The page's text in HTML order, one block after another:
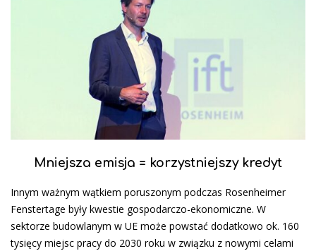
Mniejsza emisja = korzystniejszy kredyt
Innym ważnym wątkiem poruszonym podczas Rosenheimer
Fenstertage były kwestie gospodarczo-ekonomiczne. W
sektorze budowlanym w UE może powstać dodatkowo ok. 160
tysięcy miejsc pracy do 2030 roku w związku z nowymi celami